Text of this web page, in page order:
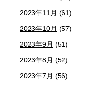
2023年11月 (61)
2023年10月 (57)
2023年9月 (51)
2023年8月 (52)
2023年7月 (56)